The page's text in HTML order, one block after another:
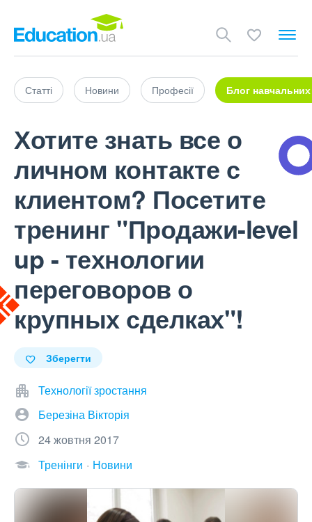
Статті Новини Професії Блог навчальних
Хотите знать все о
личном контакте с
клиентом? Посетите
тренинг "Продажи-level
up - технологии
переговоров о
крупных сделках"!
Зберегти
Технології зростання
Березіна Вікторія
24 жовтня 2017
Тренінги
Новини